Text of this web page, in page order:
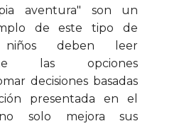
aventura" son un
de este tipo de
deben leer
las opciones
decisiones basadas
presentada en el
solo mejora sus